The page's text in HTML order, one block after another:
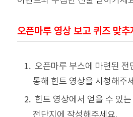
오픈마루 영상 보고 퀴즈 맞추
오픈마루 부스에 마련된 전
통해 힌트 영상을 시청해주
힌트 영상에서 얻을 수 있
전단지에 작성해주세요.